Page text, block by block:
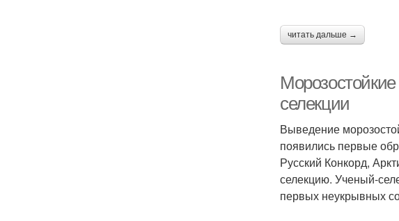
читать дальше →
селекции
Выведение
появились первые
Русский Конкорд,
селекцию. Ученый-
первых неукрывных